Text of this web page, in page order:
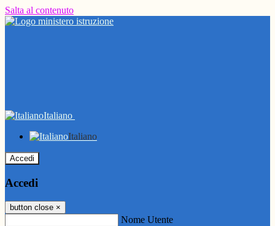
Salta al contenuto
Italiano
Italiano
Accedi
Accedi
button close ×
Nome Utente